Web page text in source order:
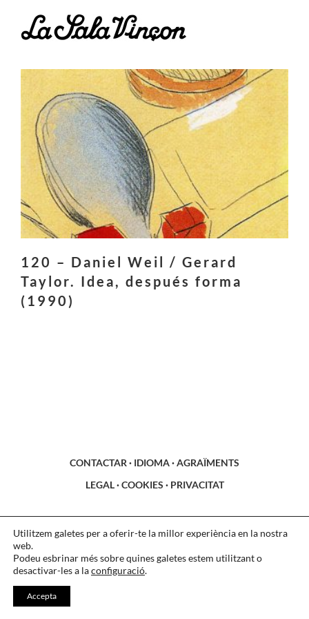
120 – Daniel Weil / Gerard
Taylor. Idea, después forma
(1990)
CONTACTAR · IDIOMA·AGRAÏMENTS
LEGAL·COOKIES · PRIVACITAT
Utilitzem galetes per a oferir-te la millor experiència en la nostra
web.
Podeu esbrinar més sobre quines galetes estem utilitzant o
desactivar-les a laconfiguració.
Accepta